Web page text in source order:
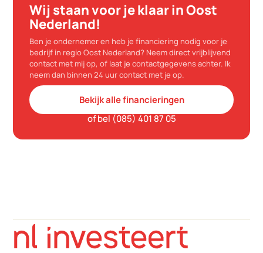
Wij staan voor je klaar in Oost
Nederland!
Ben je ondernemer en heb je financiering nodig voor je
bedrijf in regio Oost Nederland? Neem direct vrijblijvend
contact met mij op, of laat je contactgegevens achter. Ik
neem dan binnen 24 uur contact met je op.
Bekijk alle financieringen
of bel (085) 401 87 05